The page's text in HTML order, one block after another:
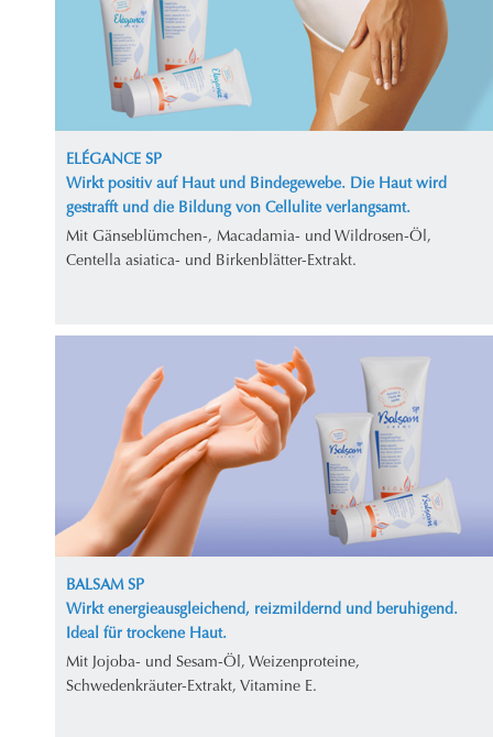
ELÉGANCE SP
Wirkt positiv auf Haut und Bindegewebe. Die Haut wird
gestrafft und die Bildung von Cellulite verlangsamt.
Mit Gänseblümchen-, Macadamia- und Wildrosen-Öl,
Centella asiatica- und Birkenblätter-Extrakt.
BALSAM SP
Wirkt energieausgleichend, reizmildernd und beruhigend.
Ideal für trockene Haut.
Mit Jojoba- und Sesam-Öl, Weizenproteine,
Schwedenkräuter-Extrakt, Vitamine E.